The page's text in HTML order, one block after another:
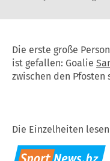
Die erste große
ist gefallen: Goalie
zwischen den Pfosten
Die Einzelheiten